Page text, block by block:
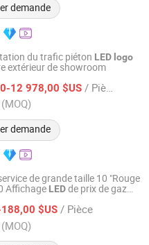
demande
du trafic piéton LED logo
extérieur de showroom
12 978,00 $US / Pièce
(MOQ)
demande
Co., Ltd.
Depuis 2026
de grande taille 10 "Rouge
Affichage LEDde prix de gaz
$US / Pièce
(MOQ)
Technology Co., Ltd
Depuis 2025